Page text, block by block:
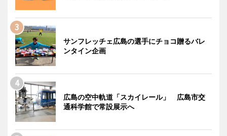
サンフレッチェ広島の選手にチョコ贈るバレ
ンタイン企画
広島の空中軌道「スカイレール」 広島市交
通科学館で常設展示へ